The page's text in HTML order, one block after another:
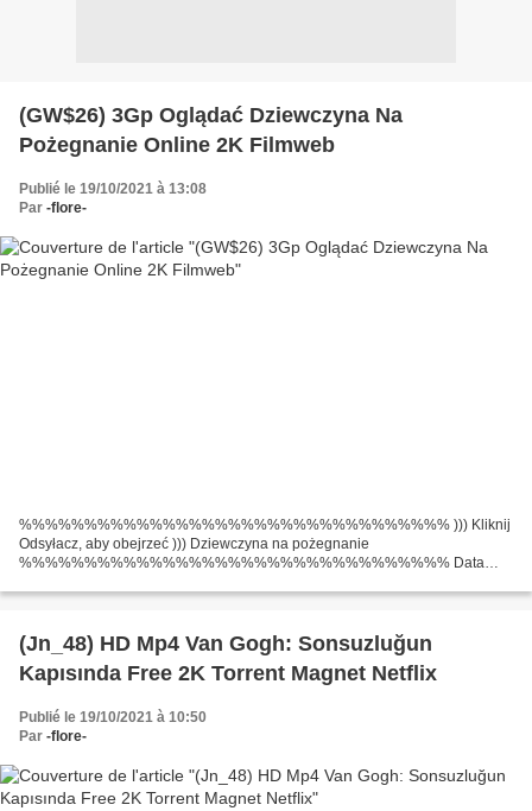
(GW$26) 3Gp Oglądać Dziewczyna Na
Pożegnanie Online 2K Filmweb
Publié le 19/10/2021 à 13:08
Par -flore-
%%%%%%%%%%%%%%%%%%%%%%%%%%%%%%%%% ))) Kliknij
Odsyłacz, aby obejrzeć ))) Dziewczyna na pożegnanie
%%%%%%%%%%%%%%%%%%%%%%%%%%%%%%%%% Data
min Kategoria: Komedia Reżyser Film : Richard...
(Jn_48) HD Mp4 Van Gogh: Sonsuzluğun
Kapısında Free 2K Torrent Magnet Netflix
Publié le 19/10/2021 à 10:50
Par -flore-